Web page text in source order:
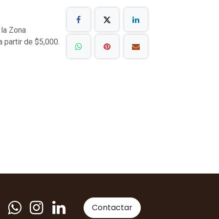
Zona
partir de $5,000.
Contactar